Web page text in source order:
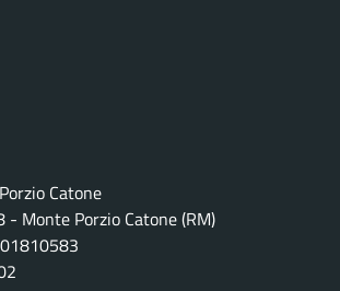
Catone
- Monte Porzio Catone (RM)